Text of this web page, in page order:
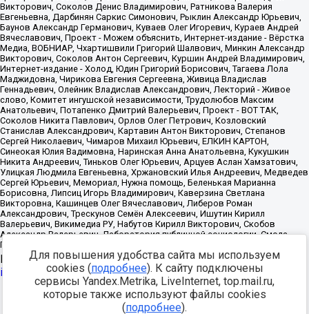
Источник:https://minjust.gov.ru/uploaded/files/reestr-
inostrannyih-agentov-22-03-2024.pdfданные на22.03.2024
Разработка -
Для повышения удобства сайта мы используем
cookies (подробнее). К сайту подключены
сервисы Yandex.Metrika, LiveInternet, top.mail.ru,
которые также используют файлы cookies
(подробнее).